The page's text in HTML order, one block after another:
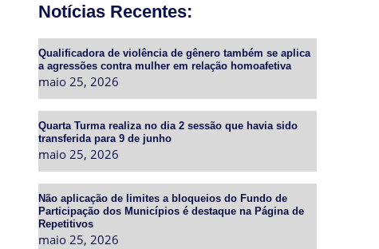
Notícias Recentes:
Qualificadora de violência de gênero também se aplica
a agressões contra mulher em relação homoafetiva
maio 25, 2026
Quarta Turma realiza no dia 2 sessão que havia sido
transferida para 9 de junho
maio 25, 2026
Não aplicação de limites a bloqueios do Fundo de
Participação dos Municípios é destaque na Página de
Repetitivos
maio 25, 2026